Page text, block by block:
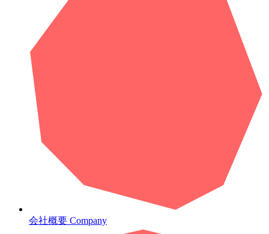
会社概要 Company